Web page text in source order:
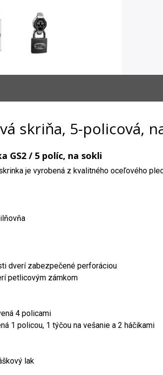
skriňa, 5-policová,
GS2 / 5 políc, na sokli
je vyrobená z kvalitného oceľového
dverí zabezpečené perforáciou
petlicovým zámkom
4 policami
1 policou, 1 týčou na vešanie a 2 háčikami
lak